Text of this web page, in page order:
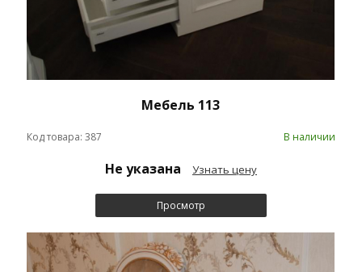
Мебель 113
Код товара: 387 В наличии
Не указана Узнать цену
Просмотр